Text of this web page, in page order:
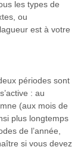
les types de
ou
est à votre
périodes sont
: au
(aux mois de
plus longtemps
de l’année,
si vous devez